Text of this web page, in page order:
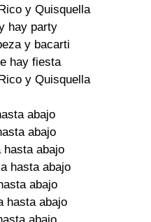
y Quisquella
hay party
y bacarti
hay fiesta
y Quisquella
abajo
abajo
hasta abajo
hasta abajo
abajo
hasta abajo